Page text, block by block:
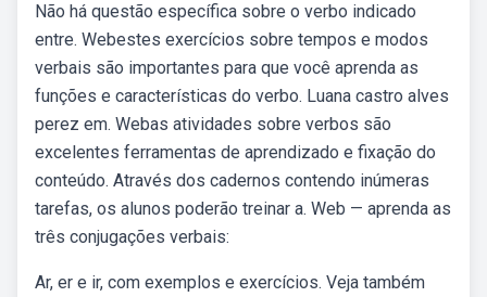
Não há questão específica sobre o verbo indicado
entre. Webestes exercícios sobre tempos e modos
verbais são importantes para que você aprenda as
funções e características do verbo. Luana castro alves
perez em. Webas atividades sobre verbos são
excelentes ferramentas de aprendizado e fixação do
conteúdo. Através dos cadernos contendo inúmeras
tarefas, os alunos poderão treinar a. Web — aprenda as
três conjugações verbais:
Ar, er e ir, com exemplos e exercícios. Veja também